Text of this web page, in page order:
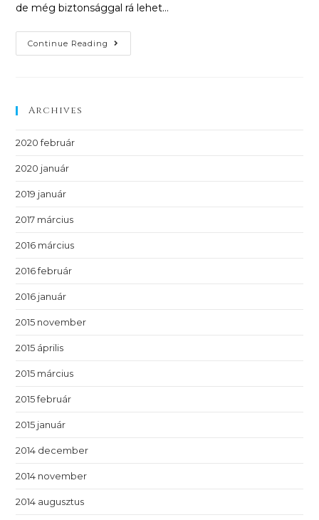
de még biztonsággal rá lehet…
Continue Reading
Archives
2020 február
2020 január
2019 január
2017 március
2016 március
2016 február
2016 január
2015 november
2015 április
2015 március
2015 február
2015 január
2014 december
2014 november
2014 augusztus